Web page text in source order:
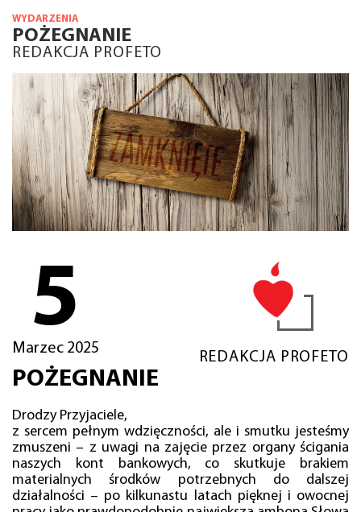
WYDARZENIA
POŻEGNANIE
REDAKCJA PROFETO
5
Marzec 2025
REDAKCJA PROFETO
POŻEGNANIE
Drodzy Przyjaciele,
z sercem pełnym wdzięczności, ale i smutku jesteśmy
zmuszeni – z uwagi na zajęcie przez organy ścigania
naszych kont bankowych, co skutkuje brakiem
materialnych środków potrzebnych do dalszej
działalności – po kilkunastu latach pięknej i owocnej